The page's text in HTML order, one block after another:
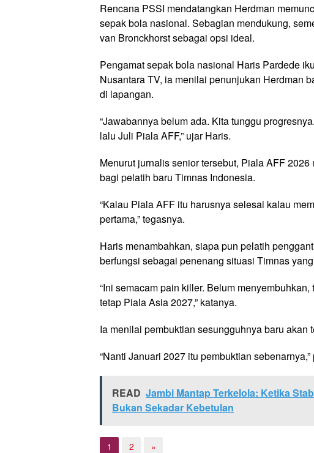
Rencana PSSI mendatangkan Herdman
sepak bola nasional. Sebagian mendukung,
van Bronckhorst sebagai opsi ideal.
Pengamat sepak bola nasional Haris Pardede
Nusantara TV, ia menilai penunjukan Herdman
di lapangan.
“Jawabannya belum ada. Kita tunggu
lalu Juli Piala AFF,” ujar Haris.
Menurut jurnalis senior tersebut, Piala AFF
bagi pelatih baru Timnas Indonesia.
“Kalau Piala AFF itu harusnya selesai kalau
pertama,” tegasnya.
Haris menambahkan, siapa pun pelatih
berfungsi sebagai penenang situasi Timnas
“Ini semacam pain killer. Belum
tetap Piala Asia 2027,” katanya.
Ia menilai pembuktian sesungguhnya baru
“Nanti Januari 2027 itu pembuktian
READ Jambi Mantap Terkelola: Ketika
Bukan Sekadar Kebetulan
1 2 »